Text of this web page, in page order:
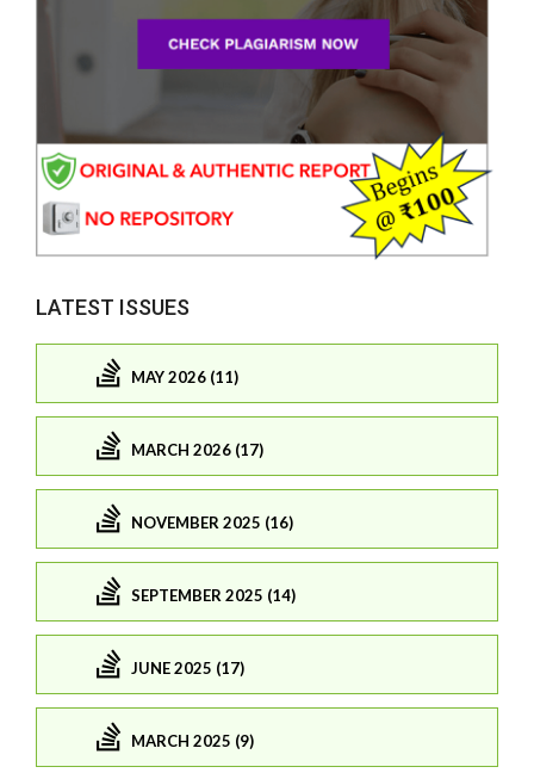
LATEST ISSUES
MAY 2026 (11)
MARCH 2026 (17)
NOVEMBER 2025 (16)
SEPTEMBER 2025 (14)
JUNE 2025 (17)
MARCH 2025 (9)